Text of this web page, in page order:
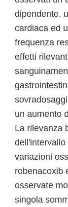
dipendente,
cardiaca ed
frequenza
effetti
un aumento
La rilevanza
variazioni
robenacoxib
osservate
singola